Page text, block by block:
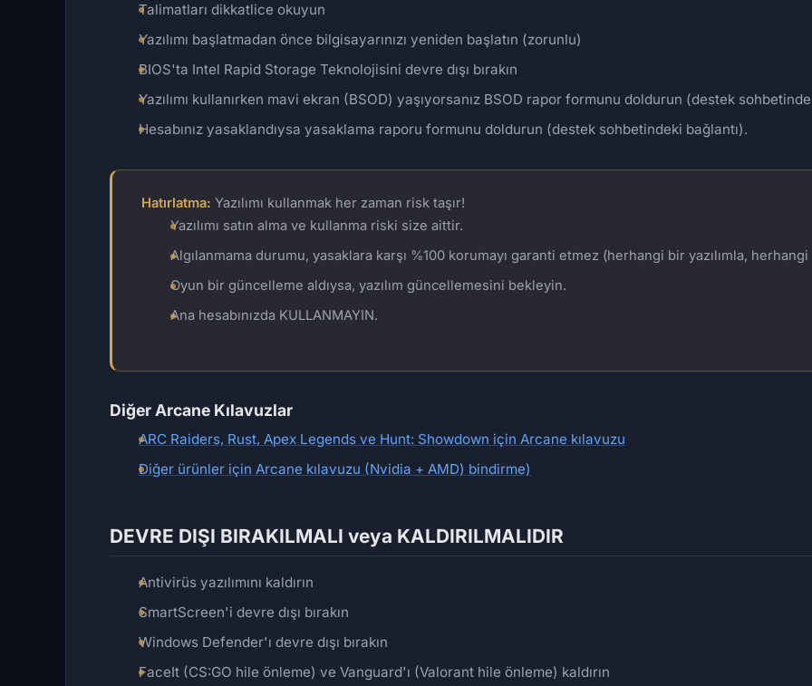
Talimatları dikkatlice okuyun
Yazılımı başlatmadan önce bilgisayarınızı yeniden başlatın (zorunlu)
BIOS'ta Intel Rapid Storage Teknolojisini devre dışı bırakın
Yazılımı kullanırken mavi ekran (BSOD) yaşıyorsanız BSOD rapor formunu doldurun (destek
Hesabınız yasaklandıysa yasaklama raporu formunu doldurun (destek sohbetindeki bağlantı).
Hatırlatma: Yazılımı kullanmak her zaman risk taşır!
Yazılımı satın alma ve kullanma riski size aittir.
Algılanmama durumu, yasaklara karşı %100 korumayı garanti etmez (herhangi bir yazılımla,
Oyun bir güncelleme aldıysa, yazılım güncellemesini bekleyin.
Ana hesabınızda KULLANMAYIN.
Diğer Arcane Kılavuzlar
ARC Raiders, Rust, Apex Legends ve Hunt: Showdown için Arcane kılavuzu
Diğer ürünler için Arcane kılavuzu (Nvidia + AMD) bindirme)
DEVRE DIŞI BIRAKILMALI veya KALDIRILMALIDIR
Antivirüs yazılımını kaldırın
SmartScreen'i devre dışı bırakın
Windows Defender'ı devre dışı bırakın
FaceIt (CS:GO hile önleme) ve Vanguard'ı (Valorant hile önleme) kaldırın